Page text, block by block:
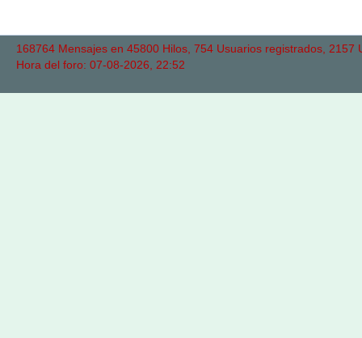
168764 Mensajes en 45800 Hilos, 754 Usuarios registrados,
Hora del foro: 07-08-2026, 22:52